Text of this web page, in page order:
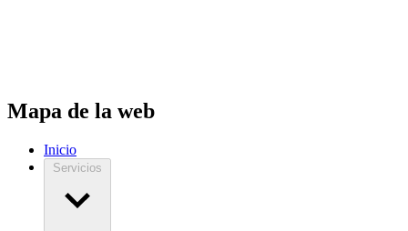
Mapa de la web
Inicio
Servicios